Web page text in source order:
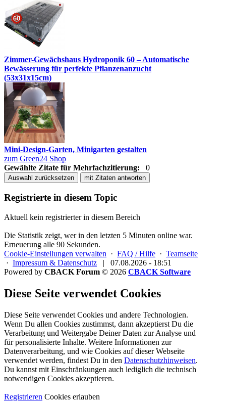
Zimmer-Gewächshaus Hydroponik 60 – Automatische
Bewässerung für perfekte Pflanzenanzucht
(53x31x15cm)
Mini-Design-Garten, Minigarten gestalten
zum Green24 Shop
Gewählte Zitate für Mehrfachzitierung:
0
Auswahl zurücksetzen mit Zitaten antworten
Registrierte in diesem Topic
Aktuell kein registrierter in diesem Bereich
Die Statistik zeigt, wer in den letzten 5 Minuten online war.
Erneuerung alle 90 Sekunden.
Cookie-Einstellungen verwalten · FAQ / Hilfe · Teamseite
· Impressum & Datenschutz |
07.08.2026 - 18:51
Powered by CBACK Forum © 2026 CBACK Software
Diese Seite verwendet Cookies
Diese Seite verwendet Cookies und andere Technologien.
Wenn Du allen Cookies zustimmst, dann akzeptierst Du die
Verarbeitung und Weitergabe Deiner Daten zur Analyse und
für personalisierte Inhalte. Weitere Informationen zur
Datenverarbeitung, und wie Cookies auf dieser Webseite
verwendet werden, findest Du in den Datenschutzhinweisen.
Du kannst mit Einschränkungen auch lediglich die technisch
notwendigen Cookies akzeptieren.
Registrieren Cookies erlauben